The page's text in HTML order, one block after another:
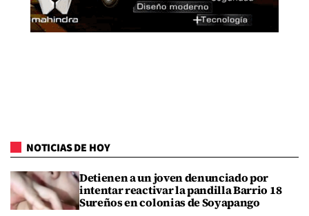
NOTICIAS DE HOY
Detienen a un joven denunciado por
intentar reactivar la pandilla Barrio 18
Sureños en colonias de Soyapango